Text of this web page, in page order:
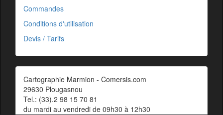
Commandes
Conditions d'utilisation
Devis / Tarifs
Cartographie Marmion - Comersis.com
29630 Plougasnou
Tel.: (33).2 98 15 70 81
du mardi au vendredi de 09h30 à 12h30